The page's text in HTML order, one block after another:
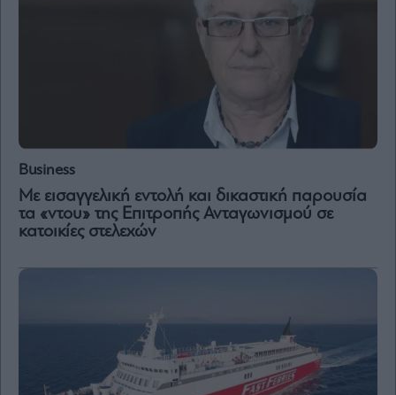
Business
Με εισαγγελική εντολή και δικαστική παρουσία
τα «ντου» της Επιτροπής Ανταγωνισμού σε
κατοικίες στελεχών